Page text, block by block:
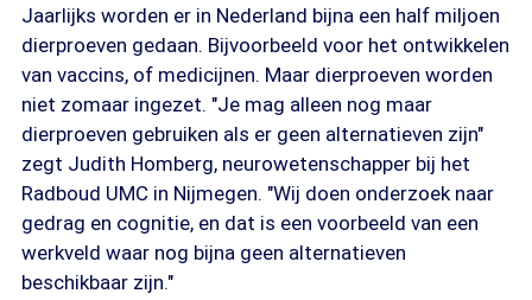
Jaarlijks worden er in Nederland bijna een half miljoen
dierproeven gedaan. Bijvoorbeeld voor het ontwikkelen
van vaccins, of medicijnen. Maar dierproeven worden
niet zomaar ingezet. "Je mag alleen nog maar
dierproeven gebruiken als er geen alternatieven zijn"
zegt Judith Homberg, neurowetenschapper bij het
Radboud UMC in Nijmegen. "Wij doen onderzoek naar
gedrag en cognitie, en dat is een voorbeeld van een
werkveld waar nog bijna geen alternatieven
beschikbaar zijn."